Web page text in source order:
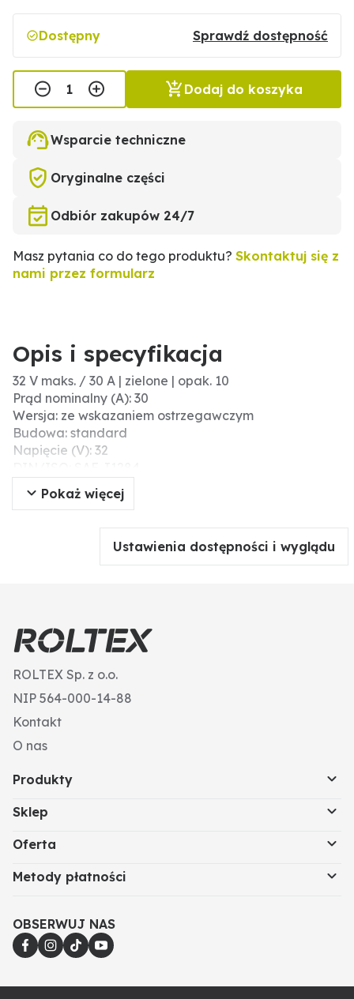
Dostępny Sprawdź dostępność
Dodaj do koszyka
Wsparcie techniczne
Oryginalne części
Odbiór zakupów 24/7
Masz pytania co do tego produktu? Skontaktuj się z
nami przez formularz
Opis i specyfikacja
32 V maks. / 30 A | zielone | opak. 10
Prąd nominalny (A): 30
Wersja: ze wskazaniem ostrzegawczym
Budowa: standard
Napięcie (V): 32
Zawartość: 10x 30A
Szerokość (mm): 19,1
Materiał: PC (poliwęglan)
Głębokość (mm): 5
Pokaż więcej
Ustawienia dostępności i wyglądu
ROLTEX Sp. z o.o.
NIP 564-000-14-88
Kontakt
O nas
Produkty
Sklep
Oferta
Metody płatności
OBSERWUJ NAS